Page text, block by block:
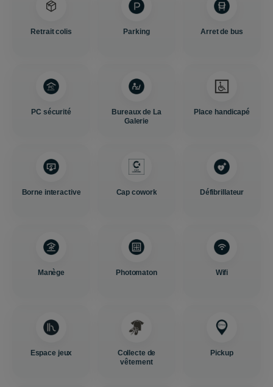
Retrait colis Parking Arret de bus
PC sécurité
Bureaux de La
Galerie
Place handicapé
Borne interactive Cap cowork Défibrillateur
Manège Photomaton Wifi
Espace jeux
Collecte de
vêtement
Pickup